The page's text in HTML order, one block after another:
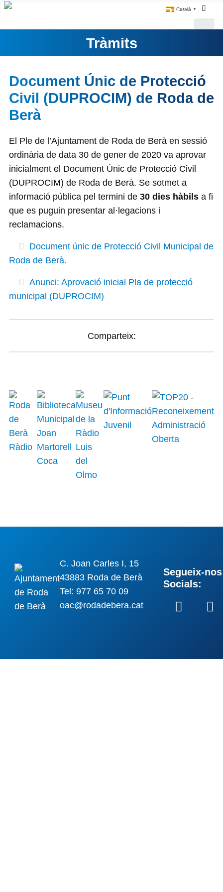
Català ▼
Tràmits
Document Únic de Protecció
Civil (DUPROCIM) de Roda de
Berà
El Ple de l’Ajuntament de Roda de Berà en sessió
ordinària de data 30 de gener de 2020 va aprovar
inicialment el Document Únic de Protecció Civil
(DUPROCIM) de Roda de Berà. Se sotmet a
informació pública pel termini de 30 dies hàbilsa fi
que es puguin presentar al·legacions i
reclamacions.
Document únic de Protecció Civil Municipal de
Roda de Berà.
Anunci: Aprovació inicial Pla de protecció
municipal (DUPROCIM)
Comparteix:
C. Joan Carles I, 15
43883 Roda de Berà
Tel: 977 65 70 09
oac@rodadebera.cat
Segueix-
Socials: